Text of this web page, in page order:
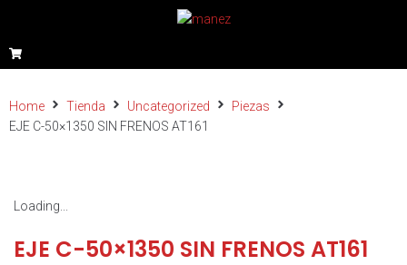
Home Tienda Uncategorized
Piezas
EJE C-50×1350 SIN FRENOS AT161
Loading...
EJE C-50×1350 SIN FRENOS AT161